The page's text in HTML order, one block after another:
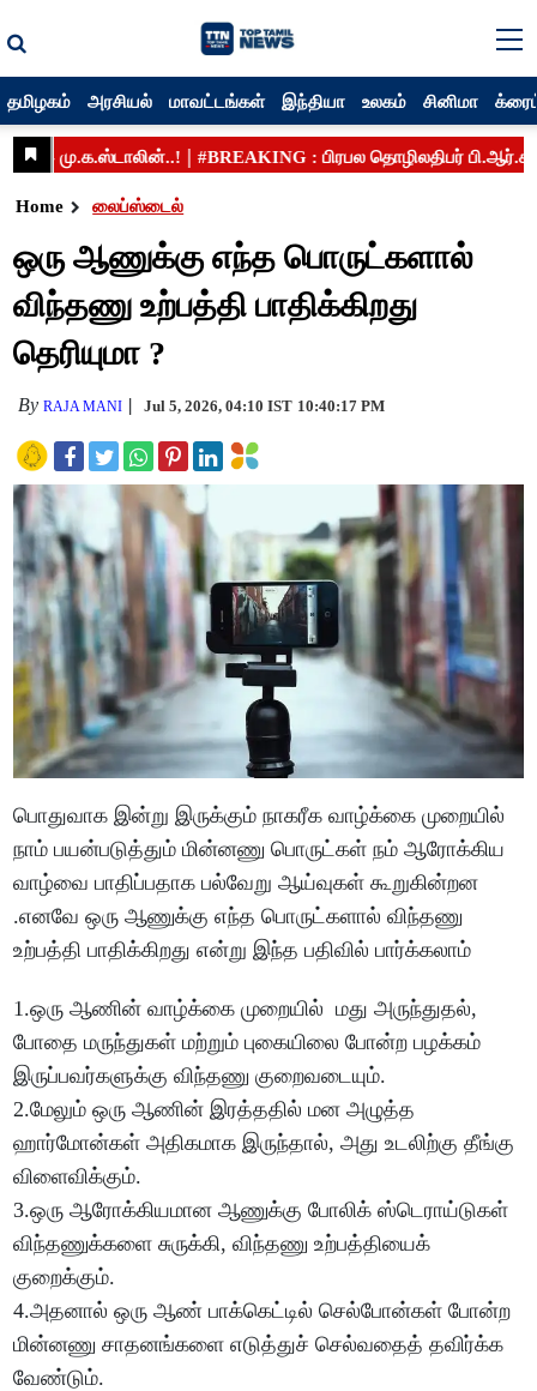
தமிழகம் அரசியல் மாவட்டங்கள் இந்தியா உலகம் சினிமா
Home லைப்ஸ்டைல்
ஒரு ஆணுக்கு எந்த பொருட்களால்
விந்தணு உற்பத்தி பாதிக்கிறது
தெரியுமா ?
ByRAJA MANI Jul 5, 2026, 04:10 IST 10:40:17 PM
பொதுவாக இன்று இருக்கும் நாகரீக வாழ்க்கை முறையில்
நாம் பயன்படுத்தும் மின்னணு பொருட்கள் நம் ஆரோக்கிய
வாழ்வை பாதிப்பதாக பல்வேறு ஆய்வுகள் கூறுகின்றன
.எனவே ஒரு ஆணுக்கு எந்த பொருட்களால் விந்தணு
உற்பத்தி பாதிக்கிறது என்று இந்த பதிவில் பார்க்கலாம்
1.ஒரு ஆணின் வாழ்க்கை முறையில் மது அருந்துதல்,
போதை மருந்துகள் மற்றும் புகையிலை போன்ற பழக்கம்
இருப்பவர்களுக்கு விந்தணு குறைவடையும்.
2.மேலும் ஒரு ஆணின் இரத்ததில் மன அழுத்த
ஹார்மோன்கள் அதிகமாக இருந்தால், அது உடலிற்கு தீங்கு
விளைவிக்கும்.
3.ஒரு ஆரோக்கியமான ஆணுக்கு போலிக் ஸ்டெராய்டுகள்
விந்தணுக்களை சுருக்கி, விந்தணு உற்பத்தியைக்
குறைக்கும்.
4.அதனால் ஒரு ஆண் பாக்கெட்டில் செல்போன்கள் போன்ற
மின்னணு சாதனங்களை எடுத்துச் செல்வதைத் தவிர்க்க
வேண்டும்.